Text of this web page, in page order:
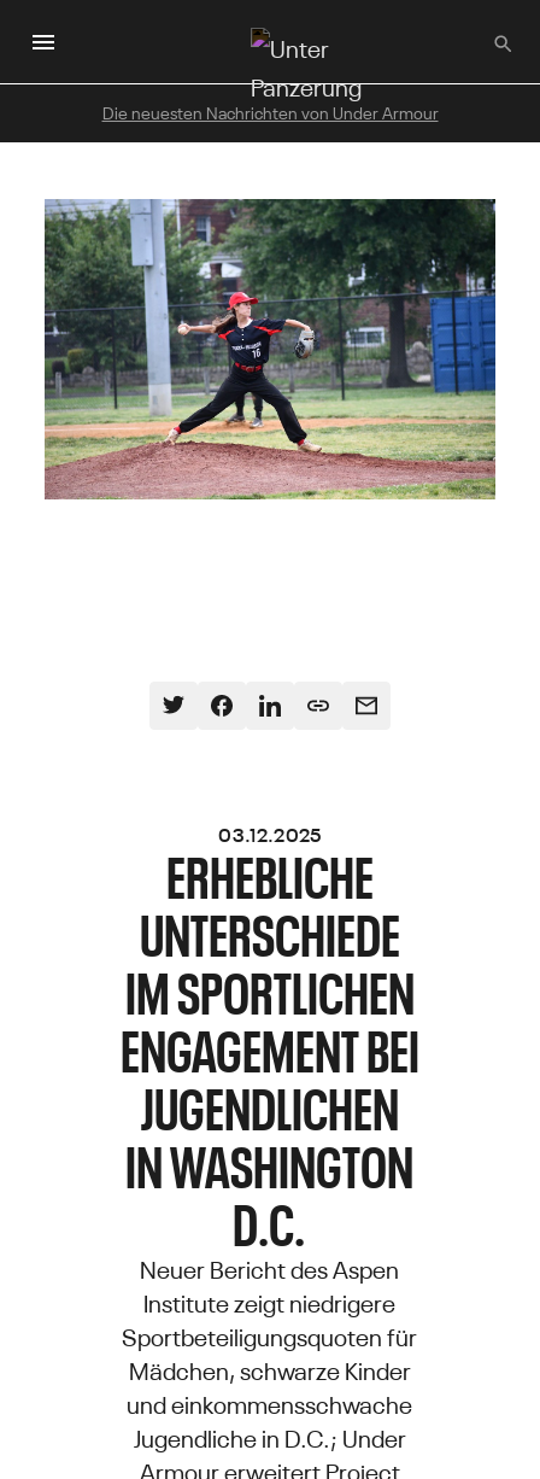
Hauptinhalt
Die neuesten Nachrichten von Under Armour
03.12.2025
ERHEBLICHE
UNTERSCHIEDE
IM SPORTLICHEN
ENGAGEMENT BEI
JUGENDLICHEN
IN WASHINGTON
D.C.
Neuer Bericht des Aspen
Institute zeigt niedrigere
Sportbeteiligungsquoten für
Mädchen, schwarze Kinder
und einkommensschwache
Jugendliche in D.C.; Under
Armour erweitert Project